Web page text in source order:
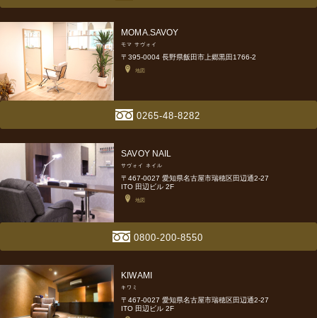
MOMA.SAVOY
モマ サヴォイ
〒395-0004 長野県飯田市上郷黒田1766-2
地図
0265-48-8282
SAVOY NAIL
サヴォイ ネイル
〒467-0027 愛知県名古屋市瑞穂区田辺通2-27
ITO 田辺ビル 2F
地図
0800-200-8550
KIWAMI
キワミ
〒467-0027 愛知県名古屋市瑞穂区田辺通2-27
ITO 田辺ビル 2F